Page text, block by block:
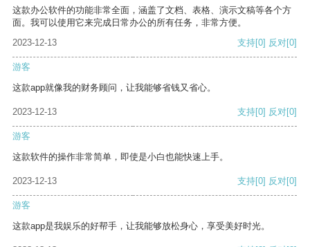
这款办公软件的功能非常全面，涵盖了文档、表格、演示文稿等各个方
面。我可以使用它来完成日常办公的所有任务，非常方便。
2023-12-13
支持[0] 反对[0]
游客
这款app就像我的财务顾问，让我能够省钱又省心。
2023-12-13 支持[0] 反对[0]
游客
这款软件的操作非常简单，即使是小白也能快速上手。
2023-12-13 支持[0] 反对[0]
游客
这款app是我娱乐的好帮手，让我能够放松身心，享受美好时光。